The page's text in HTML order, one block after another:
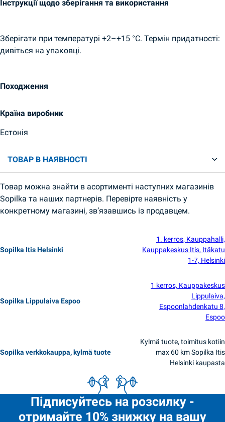
Інструкції щодо зберігання та використання
Зберігати при температурі +2–+15 °С. Термін придатності:
дивіться на упаковці.
Походження
Країна виробник
Естонія
ТОВАР В НАЯВНОСТІ
Товар можна знайти в асортименті наступних магазинів
Sopilka та наших партнерів. Перевірте наявність у
конкретному магазині, зв’язавшись із продавцем.
Sopilka Itis Helsinki
1. kerros, Kauppahalli,
Kauppakeskus Itis, Itäkatu
1-7, Helsinki
Sopilka Lippulaiva Espoo
1 kerros, Kauppakeskus
Lippulaiva,
Espoonlahdenkatu 8,
Espoo
Sopilka verkkokauppa, kylmä tuote
Kylmä tuote, toimitus kotiin
max 60 km Sopilka Itis
Helsinki kaupasta
Підписуйтесь на розсилку -
отримайте 10% знижку на вашу